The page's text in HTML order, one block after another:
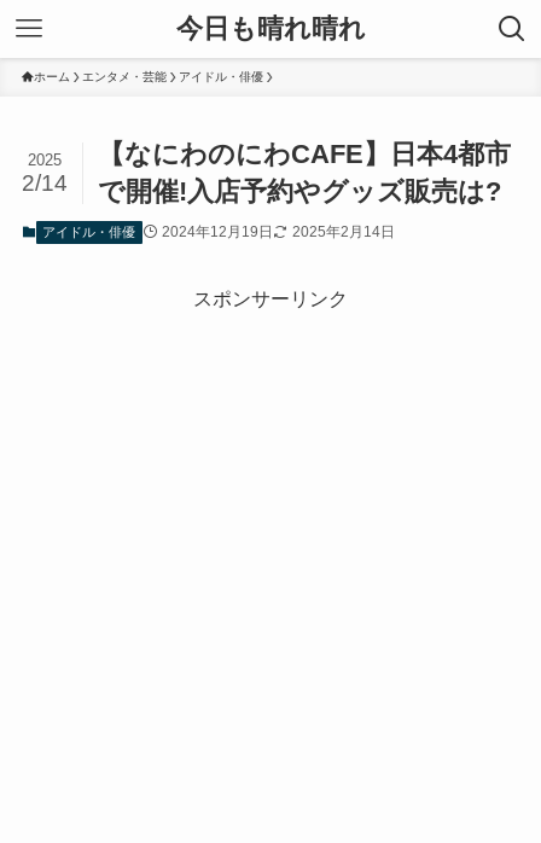
今日も晴れ晴れ
ホーム エンタメ・芸能 アイドル・俳優
【なにわのにわCAFE】日本4都市
で開催!入店予約やグッズ販売は?
2025
2/14
アイドル・俳優 2024年12月19日 2025年2月14日
スポンサーリンク